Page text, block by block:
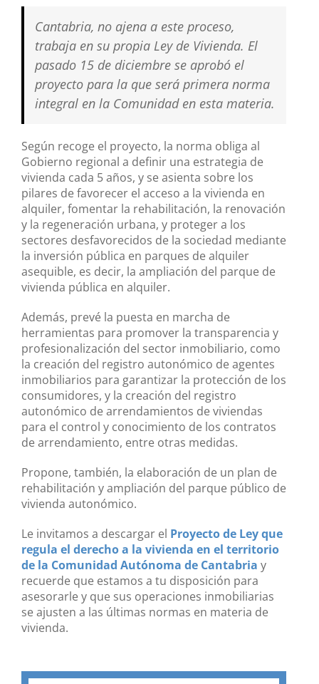
Cantabria, no ajena a este proceso,
trabaja en su propia Ley de Vivienda. El
pasado 15 de diciembre se aprobó el
proyecto para la que será primera norma
integral en la Comunidad en esta materia.
Según recoge el proyecto, la norma obliga al
Gobierno regional a definir una estrategia de
vivienda cada 5 años, y se asienta sobre los
pilares de favorecer el acceso a la vivienda en
alquiler, fomentar la rehabilitación, la renovación
y la regeneración urbana, y proteger a los
sectores desfavorecidos de la sociedad mediante
la inversión pública en parques de alquiler
asequible, es decir, la ampliación del parque de
vivienda pública en alquiler.
Además, prevé la puesta en marcha de
herramientas para promover la transparencia y
profesionalización del sector inmobiliario, como
la creación del registro autonómico de agentes
inmobiliarios para garantizar la protección de los
consumidores, y la creación del registro
autonómico de arrendamientos de viviendas
para el control y conocimiento de los contratos
de arrendamiento, entre otras medidas.
Propone, también, la elaboración de un plan de
rehabilitación y ampliación del parque público de
vivienda autonómico.
Le invitamos a descargar el Proyecto de Ley que
regula el derecho a la vivienda en el territorio
de la Comunidad Autónoma de Cantabria y
recuerde que estamos a tu disposición para
asesorarle y que sus operaciones inmobiliarias
se ajusten a las últimas normas en materia de
vivienda.